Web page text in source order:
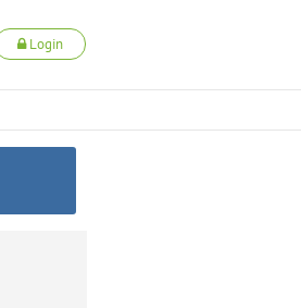
Login